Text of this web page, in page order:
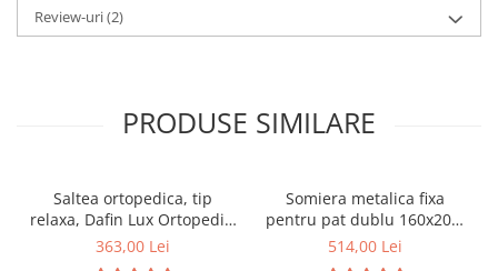
Review-uri(2)
PRODUSE SIMILARE
Saltea ortopedica, tip
relaxa, Dafin Lux Ortopedic,
90x200x21cm, fermitate
363,00 Lei
Somiera metalica fixa
pentru pat dublu 160x200,
6 picioare, 32 lamele lemn
514,00 Lei